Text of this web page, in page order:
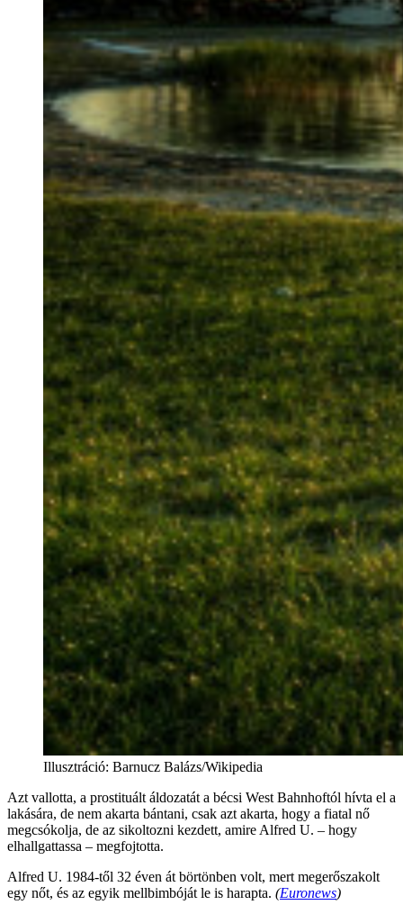
Illusztráció: Barnucz Balázs/Wikipedia
Azt vallotta, a prostituált áldozatát a bécsi West Bahnhoftól hívta el a
lakására, de nem akarta bántani, csak azt akarta, hogy a fiatal nő
megcsókolja, de az sikoltozni kezdett, amire Alfred U. – hogy
elhallgattassa – megfojtotta.
Alfred U. 1984-től 32 éven át börtönben volt, mert megerőszakolt
egy nőt, és az egyik mellbimbóját le is harapta. (Euronews)